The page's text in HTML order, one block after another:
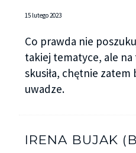
15 lutego 2023
Co prawda nie
takiej tematyce, ale na
skusiła, chętnie zatem
uwadze.
IRENA BUJAK